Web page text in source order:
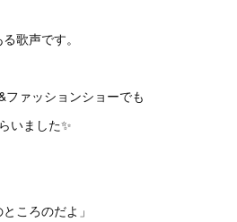
歌声です。
ァッションショーでも
いました✨
ころのだよ」